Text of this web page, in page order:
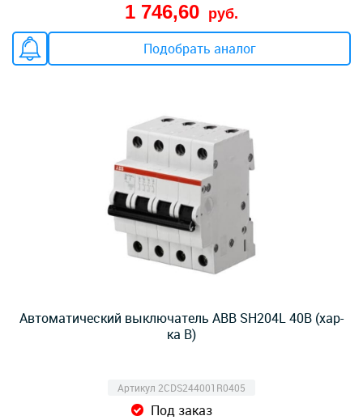
1 746,60 руб.
Подобрать аналог
Автоматический выключатель ABB SH204L 40B (хар-
ка B)
Артикул 2CDS244001R0405
Под заказ